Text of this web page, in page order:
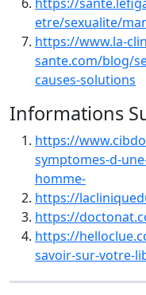
etre/sexualite/
https://www.la-
sante.com/blog/
causes-solutions
Informations
https://
symptomes-d-
homme-
https://
https://
https://
savoir-sur-votre-